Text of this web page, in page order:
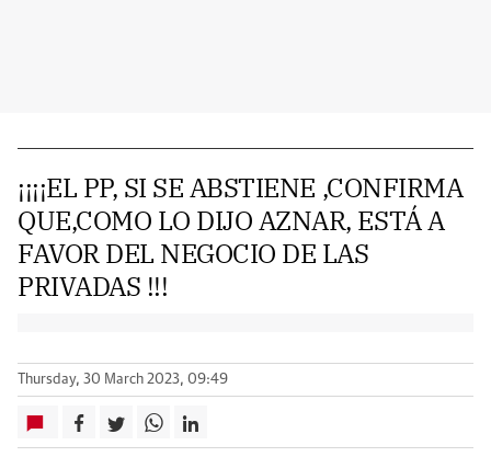
¡¡¡¡EL PP, SI SE ABSTIENE ,CONFIRMA
QUE,COMO LO DIJO AZNAR, ESTÁ A
FAVOR DEL NEGOCIO DE LAS
PRIVADAS !!!
Thursday, 30 March 2023, 09:49